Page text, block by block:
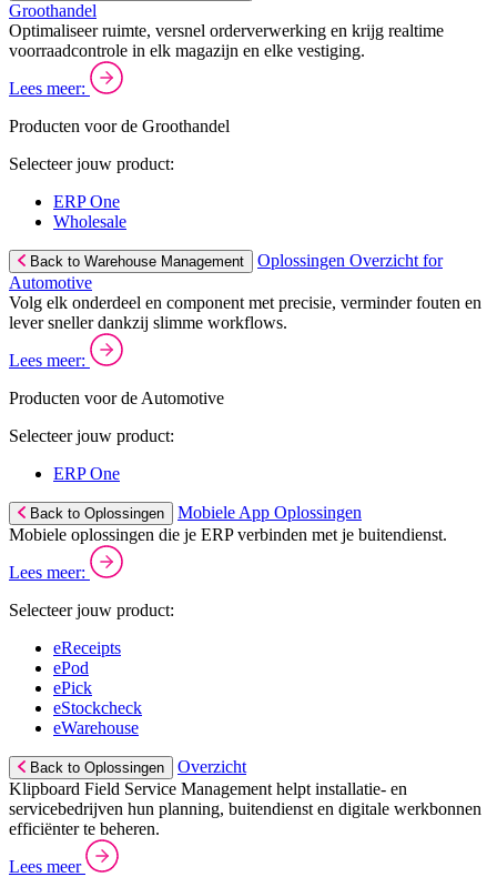
Groothandel
Optimaliseer ruimte, versnel orderverwerking en krijg realtime
voorraadcontrole in elk magazijn en elke vestiging.
Lees meer:
Producten voor de Groothandel
Selecteer jouw product:
ERP One
Wholesale
Back to Warehouse Management
Oplossingen Overzicht for
Automotive
Volg elk onderdeel en component met precisie, verminder fouten en
lever sneller dankzij slimme workflows.
Lees meer:
Producten voor de Automotive
Selecteer jouw product:
ERP One
Back to Oplossingen
Mobiele App Oplossingen
Mobiele oplossingen die je ERP verbinden met je buitendienst.
Lees meer:
Selecteer jouw product:
eReceipts
ePod
ePick
eStockcheck
eWarehouse
Back to Oplossingen
Overzicht
Klipboard Field Service Management helpt installatie- en
servicebedrijven hun planning, buitendienst en digitale werkbonnen
efficiënter te beheren.
Lees meer